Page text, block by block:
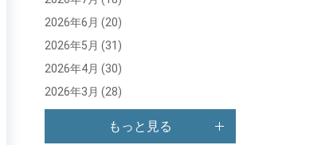
2026年6月 (20)
2026年5月 (31)
2026年4月 (30)
2026年3月 (28)
もっと見る